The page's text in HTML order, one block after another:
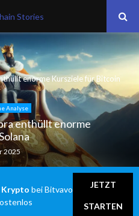
enorme Kursziele für Bitcoin
Analyse
enthüllt enorme
2025
Krypto bei Bitvavo
JETZT
STARTEN